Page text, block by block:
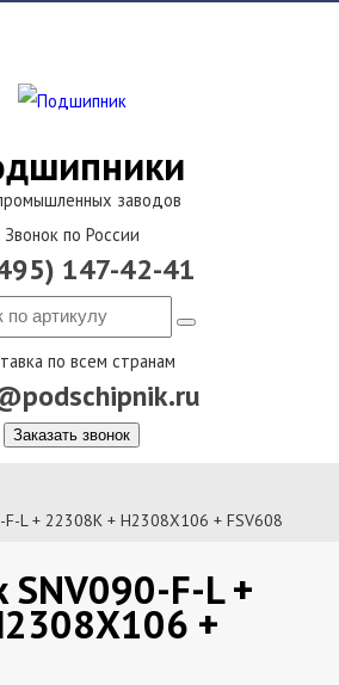
заводов
Звонок по России
147-42-41
по всем странам
Заказать звонок
L + 22308K + H2308X106 + FSV608
F-L +
+